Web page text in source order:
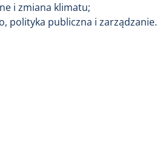
i zmiana klimatu;
polityka publiczna i zarządzanie.